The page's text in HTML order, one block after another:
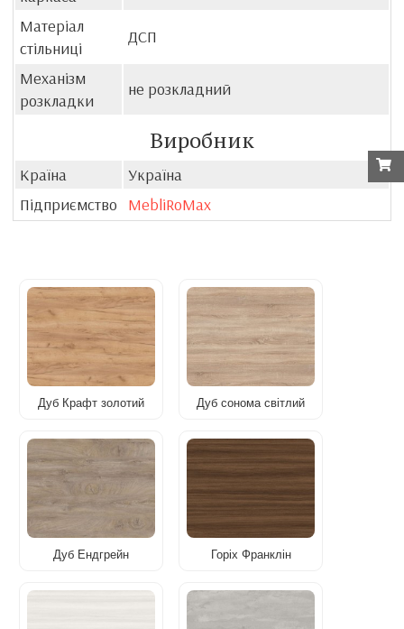
Матеріал
стільниці
ДСП
Механізм
розкладки
не розкладний
Виробник
Країна
Україна
Підприємство
MebliRoMax
Дуб Крафт золотий Дуб сонома світлий
Дуб Ендгрейн Горіх Франклін